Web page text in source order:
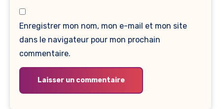
Enregistrer mon nom, mon e-mail et mon site
dans le navigateur pour mon prochain
commentaire.